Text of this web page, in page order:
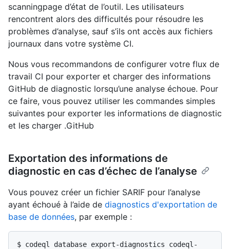
scanningpage d’état de l’outil. Les utilisateurs
rencontrent alors des difficultés pour résoudre les
problèmes d’analyse, sauf s’ils ont accès aux fichiers
journaux dans votre système CI.
Nous vous recommandons de configurer votre flux de
travail CI pour exporter et charger des informations
GitHub de diagnostic lorsqu’une analyse échoue. Pour
ce faire, vous pouvez utiliser les commandes simples
suivantes pour exporter les informations de diagnostic
et les charger .GitHub
Exportation des informations de
diagnostic en cas d’échec de l’analyse
Vous pouvez créer un fichier SARIF pour l’analyse
ayant échoué à l’aide de diagnostics d'exportation de
base de données, par exemple :
$ codeql database export-diagnostics codeql-